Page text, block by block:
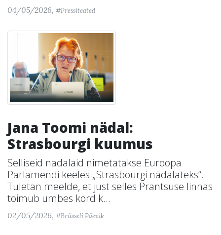
04/05/2026, #Pressiteated
Jana Toomi nädal:
Strasbourgi kuumus
Selliseid nädalaid nimetatakse Euroopa
Parlamendi keeles „Strasbourgi nädalateks“.
Tuletan meelde, et just selles Prantsuse linnas
toimub umbes kord k...
02/05/2026, #Brüsseli Päevik